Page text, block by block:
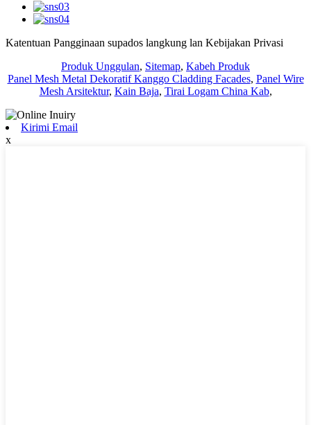
Katentuan Pangginaan supados langkung lan Kebijakan Privasi
Produk Unggulan, Sitemap, Kabeh Produk
Panel Mesh Metal Dekoratif Kanggo Cladding Facades, Panel Wire
Mesh Arsitektur, Kain Baja, Tirai Logam China Kab,
Kirimi Email
x